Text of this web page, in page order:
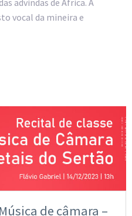
vocal da mineira e
de câmara –